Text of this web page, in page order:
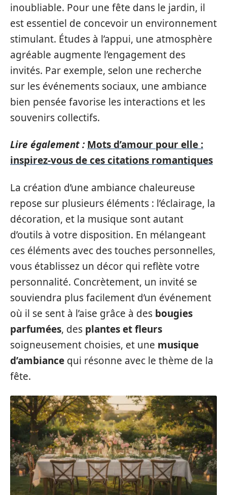
inoubliable. Pour une fête dans le jardin, il
est essentiel de concevoir un environnement
stimulant. Études à l’appui, une atmosphère
agréable augmente l’engagement des
invités. Par exemple, selon une recherche
sur les événements sociaux, une ambiance
bien pensée favorise les interactions et les
souvenirs collectifs.
Lire également : Mots d’amour pour elle :
inspirez-vous de ces citations romantiques
La création d’une ambiance chaleureuse
repose sur plusieurs éléments : l’éclairage, la
décoration, et la musique sont autant
d’outils à votre disposition. En mélangeant
ces éléments avec des touches personnelles,
vous établissez un décor qui reflète votre
personnalité. Concrètement, un invité se
souviendra plus facilement d’un événement
où il se sent à l’aise grâce à des bougies
parfumées, des plantes et fleurs
soigneusement choisies, et une musique
d’ambiance qui résonne avec le thème de la
fête.